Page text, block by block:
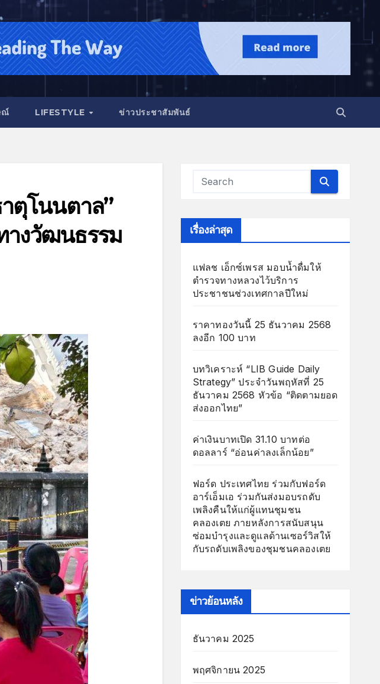
ณ์ LIFESTYLE ข่าวประชาสัมพันธ์
ตุโนนตาล”
งวัฒนธรรม
เรื่องล่าสุด
แฟลช เอ็กซ์เพรส มอบน้ำดื่มให้
ตำรวจทางหลวงไว้บริการ
ประชาชนช่วงเทศกาลปีใหม่
ราคาทองวันนี้ 25 ธันวาคม 2568
ลงอีก 100 บาท
บทวิเคราะห์ “LIB Guide Daily
Strategy” ประจำวันพฤหัสที่ 25
ธันวาคม 2568 หัวข้อ “ติดตามยอด
ส่งออกไทย”
ค่าเงินบาทเปิด 31.10 บาทต่อ
ดอลลาร์ “อ่อนค่าลงเล็กน้อย”
ฟอร์ด ประเทศไทย ร่วมกับฟอร์ด
อาร์เอ็มเอ ร่วมกันส่งมอบรถดับ
เพลิงคืนให้แก่ผู้แทนชุมชน
คลองเตย ภายหลังการสนับสนุน
ซ่อมบำรุงและดูแลด้านเซอร์วิสให้
กับรถดับเพลิงของชุมชนคลองเตย
ข่าวย้อนหลัง
ธันวาคม 2025
พฤศจิกายน 2025